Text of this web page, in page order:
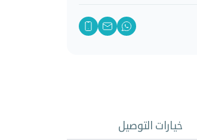
خيارات التوصيل